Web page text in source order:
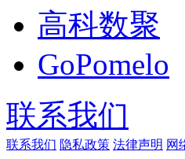
高科数聚
GoPomelo
联系我们
联系我们 隐私政策 法律声明 网